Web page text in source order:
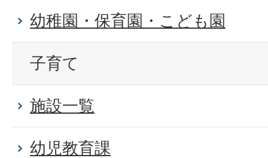
幼稚園・保育園・こども園
子育て
施設一覧
幼児教育課